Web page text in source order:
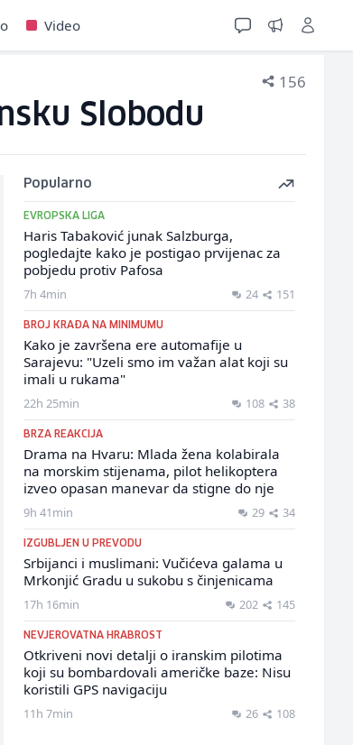
Video
156
Slobodu
Popularno
EVROPSKA LIGA
Haris Tabaković junak Salzburga,
pogledajte kako je postigao prvijenac za
pobjedu protiv Pafosa
7h 4min 24 151
BROJ KRAĐA NA MINIMUMU
Kako je završena ere automafije u
Sarajevu: "Uzeli smo im važan alat koji su
imali u rukama"
22h 25min 108 38
BRZA REAKCIJA
Drama na Hvaru: Mlada žena kolabirala
na morskim stijenama, pilot helikoptera
izveo opasan manevar da stigne do nje
9h 41min 29 34
IZGUBLJEN U PREVODU
Srbijanci i muslimani: Vučićeva galama u
Mrkonjić Gradu u sukobu s činjenicama
17h 16min 202 145
NEVJEROVATNA HRABROST
Otkriveni novi detalji o iranskim pilotima
koji su bombardovali američke baze: Nisu
koristili GPS navigaciju
11h 7min 26 108